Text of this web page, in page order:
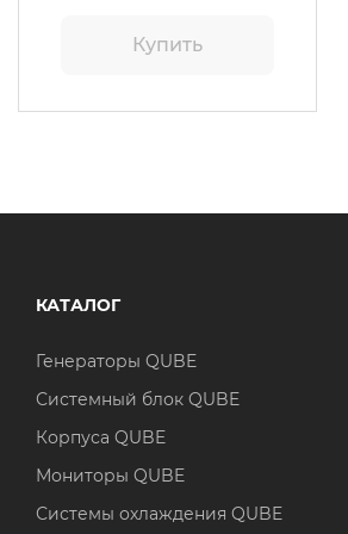
Купить
КАТАЛОГ
Генераторы QUBE
Системный блок QUBE
Корпуса QUBE
Мониторы QUBE
Системы охлаждения QUBE